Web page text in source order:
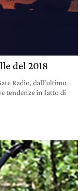
del 2018
Radio, dall’ultimo
tendenze in fatto di